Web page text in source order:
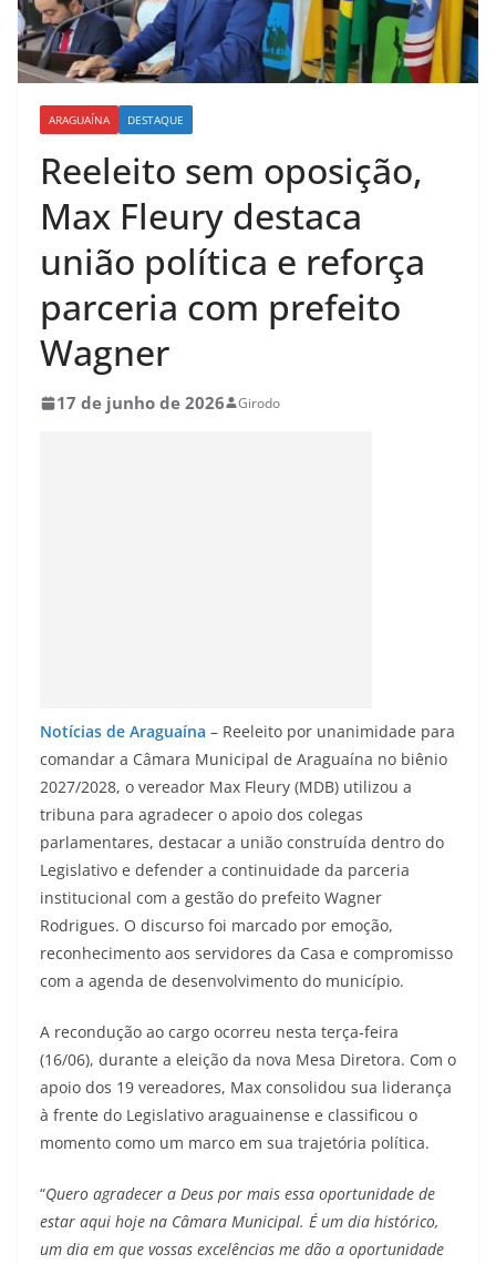
ARAGUAÍNA DESTAQUE
Reeleito sem oposição,
Max Fleury destaca
união política e reforça
parceria com prefeito
Wagner
17 de junho de 2026 Girodo
Notícias de Araguaína – Reeleito por unanimidade para
comandar a Câmara Municipal de Araguaína no biênio
2027/2028, o vereador Max Fleury (MDB) utilizou a
tribuna para agradecer o apoio dos colegas
parlamentares, destacar a união construída dentro do
Legislativo e defender a continuidade da parceria
institucional com a gestão do prefeito Wagner
Rodrigues. O discurso foi marcado por emoção,
reconhecimento aos servidores da Casa e compromisso
com a agenda de desenvolvimento do município.
A recondução ao cargo ocorreu nesta terça-feira
(16/06), durante a eleição da nova Mesa Diretora. Com o
apoio dos 19 vereadores, Max consolidou sua liderança
à frente do Legislativo araguainense e classificou o
momento como um marco em sua trajetória política.
“Quero agradecer a Deus por mais essa oportunidade de
estar aqui hoje na Câmara Municipal. É um dia histórico,
um dia em que vossas excelências me dão a oportunidade